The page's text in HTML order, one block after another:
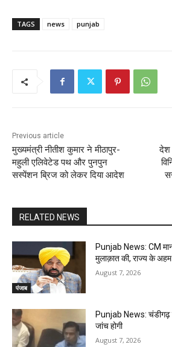
TAGS news punjab
Previous article
मुख्यमंत्री नीतीश कुमार ने मीठापुर-
महुली एलिवेटेड पथ और पुनपुन
सस्पेंशन ब्रिज को लेकर दिया आदेश
देश
RELATED NEWS
पंजाब
Punjab News: CM
मुलाक़ात की, राज्य के अहम
August 7, 2026
Punjab News: चंडीगढ़
जांच होगी
August 7, 2026